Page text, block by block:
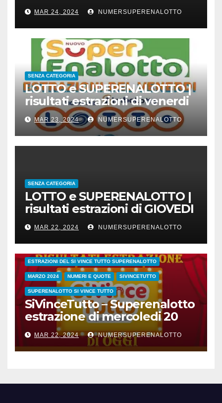
23 marzo 2024
MAR 24, 2024 NUMERSUPERENALOTTO
SENZA CATEGORIA
LOTTO e SUPERENALOTTO |
risultati estrazioni di venerdi
22 marzo 2024
MAR 23, 2024 NUMERSUPERENALOTTO
SENZA CATEGORIA
LOTTO e SUPERENALOTTO |
risultati estrazioni di GIOVEDI
21 marzo 2024
MAR 22, 2024 NUMERSUPERENALOTTO
CONC.212 MERCOLEDI 20 MARZO 2024
ESTRAZIONI DEL SI VINCE TUTTO SUPERENALOTTO
MARZO 2024 NUMERI E QUOTE SIVINCETUTTO
SUPERENALOTTO SI VINCE TUTTO
SiVinceTutto – Superenalotto
estrazione di mercoledi 20
marzo 2024 numeri vincenti
e quote
MAR 22, 2024 NUMERSUPERENALOTTO